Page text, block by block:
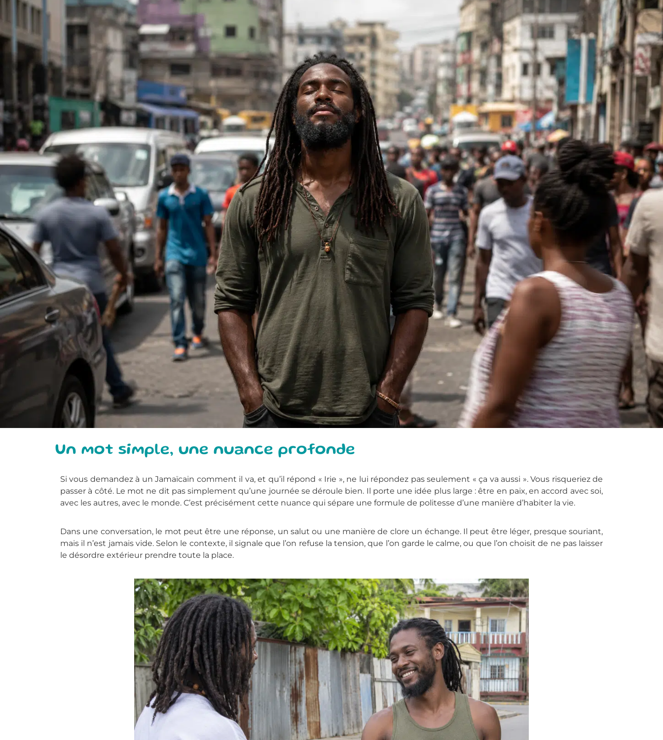
Un mot simple, une nuance profonde
Si vous demandez à un Jamaïcain comment il va, et qu’il répond « Irie », ne lui répondez pas seulement « ça va aussi ». Vous risqueriez de
passer à côté. Le mot ne dit pas simplement qu’une journée se déroule bien. Il porte une idée plus large : être en paix, en accord avec soi,
avec les autres, avec le monde. C’est précisément cette nuance qui sépare une formule de politesse d’une manière d’habiter la vie.
Dans une conversation, le mot peut être une réponse, un salut ou une manière de clore un échange. Il peut être léger, presque souriant,
mais il n’est jamais vide. Selon le contexte, il signale que l’on refuse la tension, que l’on garde le calme, ou que l’on choisit de ne pas laisser
le désordre extérieur prendre toute la place.